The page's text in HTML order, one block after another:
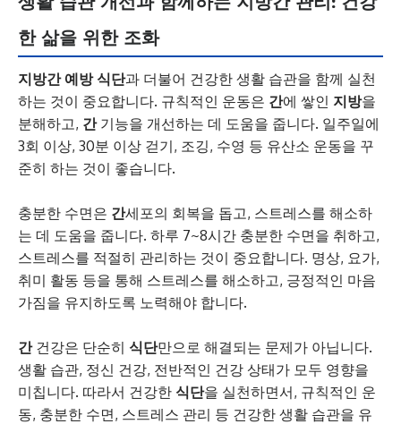
한 삶을 위한 조화
지방간 예방 식단과 더불어 건강한 생활 습관을 함께 실천
하는 것이 중요합니다. 규칙적인 운동은 간에 쌓인 지방을
분해하고, 간기능을 개선하는 데 도움을 줍니다. 일주일에
3회 이상, 30분 이상 걷기, 조깅, 수영 등 유산소 운동을 꾸
준히 하는 것이 좋습니다.
충분한 수면은 간세포의 회복을 돕고, 스트레스를 해소하
는 데 도움을 줍니다. 하루 7~8시간 충분한 수면을 취하고,
스트레스를 적절히 관리하는 것이 중요합니다. 명상, 요가,
취미 활동 등을 통해 스트레스를 해소하고, 긍정적인 마음
가짐을 유지하도록 노력해야 합니다.
간건강은 단순히 식단만으로 해결되는 문제가 아닙니다.
생활 습관, 정신 건강, 전반적인 건강 상태가 모두 영향을
미칩니다. 따라서 건강한 식단을 실천하면서, 규칙적인 운
동, 충분한 수면, 스트레스 관리 등 건강한 생활 습관을 유